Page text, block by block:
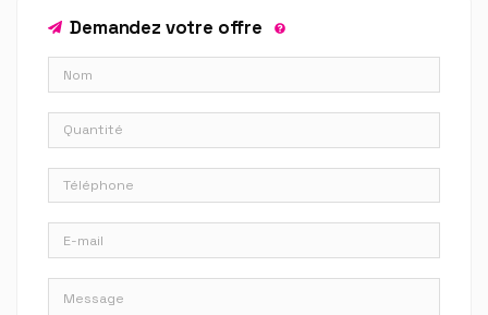
Demandez votre offre